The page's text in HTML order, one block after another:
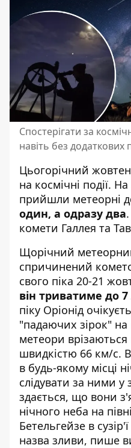
Спостерігати за
навіть без додаткових
Цьогорічний
на космічні події. На
прийшли метеорні
один, а одразу два
комети Галлея та
Щорічний
спричинений
свого піка 20-21
він триватиме до
піку Оріонід
"падаючих зірок"
метеори врізаються
швидкістю 66 км/с.
в будь-якому місці
слідувати за ними
здається, що вони
нічного неба на
Бетельгейзе в
назва зливи, пише